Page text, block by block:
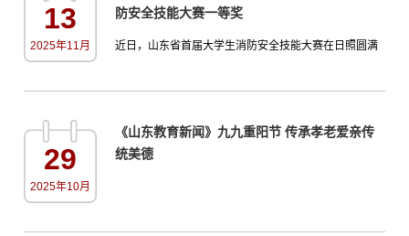
育发展的核心力量。要结合学龄人口变动趋势，持续完
13
2025年11月
防安全技能大赛一等奖
近日，山东省首届大学生消防安全技能大赛在日照圆满
联合主办。淄博师专代表队凭借扎实的技能功底、出色
出，荣获一等奖。本次大赛以“消防青春志，安全家国行”
为主题，围绕火灾防范、火灾处置、逃生自救互救等内
29
2025年10月
《山东教育新闻》九九重阳节 传承孝老爱亲传
统美德